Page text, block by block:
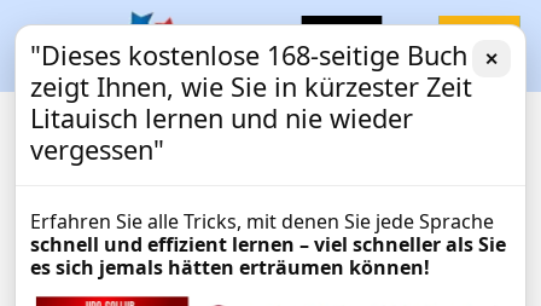
"Dieses kostenlose 168-seitige Buch
zeigt Ihnen, wie Sie in kürzester Zeit
Litauisch lernen und nie wieder
vergessen"
✕
Erfahren Sie alle Tricks, mit denen Sie jede Sprache
schnell und effizient lernen – viel schneller als Sie
es sich jemals hätten erträumen können!